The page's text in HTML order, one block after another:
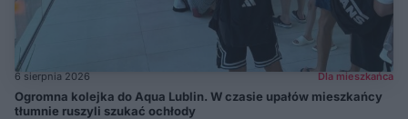
6 sierpnia 2026 Dla mieszkańca
Ogromna kolejka do Aqua Lublin. W czasie upałów mieszkańcy
tłumnie ruszyli szukać ochłody